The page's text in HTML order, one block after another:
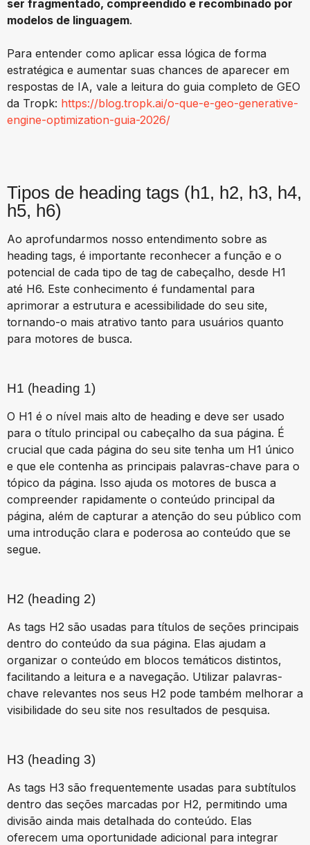
ser fragmentado, compreendido e recombinado por
modelos de linguagem.
Para entender como aplicar essa lógica de forma
estratégica e aumentar suas chances de aparecer em
respostas de IA, vale a leitura do guia completo de GEO
da Tropk: https://blog.tropk.ai/o-que-e-geo-generative-
engine-optimization-guia-2026/
Tipos de heading tags (h1, h2, h3, h4,
h5, h6)
Ao aprofundarmos nosso entendimento sobre as
heading tags, é importante reconhecer a função e o
potencial de cada tipo de tag de cabeçalho, desde H1
até H6. Este conhecimento é fundamental para
aprimorar a estrutura e acessibilidade do seu site,
tornando-o mais atrativo tanto para usuários quanto
para motores de busca.
H1 (heading 1)
O H1 é o nível mais alto de heading e deve ser usado
para o título principal ou cabeçalho da sua página. É
crucial que cada página do seu site tenha um H1 único
e que ele contenha as principais palavras-chave para o
tópico da página. Isso ajuda os motores de busca a
compreender rapidamente o conteúdo principal da
página, além de capturar a atenção do seu público com
uma introdução clara e poderosa ao conteúdo que se
segue.
H2 (heading 2)
As tags H2 são usadas para títulos de seções principais
dentro do conteúdo da sua página. Elas ajudam a
organizar o conteúdo em blocos temáticos distintos,
facilitando a leitura e a navegação. Utilizar palavras-
chave relevantes nos seus H2 pode também melhorar a
visibilidade do seu site nos resultados de pesquisa.
H3 (heading 3)
As tags H3 são frequentemente usadas para subtítulos
dentro das seções marcadas por H2, permitindo uma
divisão ainda mais detalhada do conteúdo. Elas
oferecem uma oportunidade adicional para integrar